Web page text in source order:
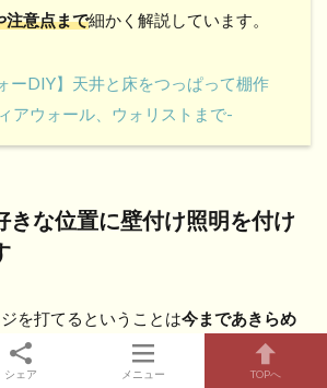
注意点まで細かく解説しています。
ーDIY】天井と床をつっぱって棚作
アウォール、ウォリストまで-
きな位置に壁付け照明を付け
を打てるということは今まであきらめ
照明を付けることもできます。
シェア メニュー TOPへ